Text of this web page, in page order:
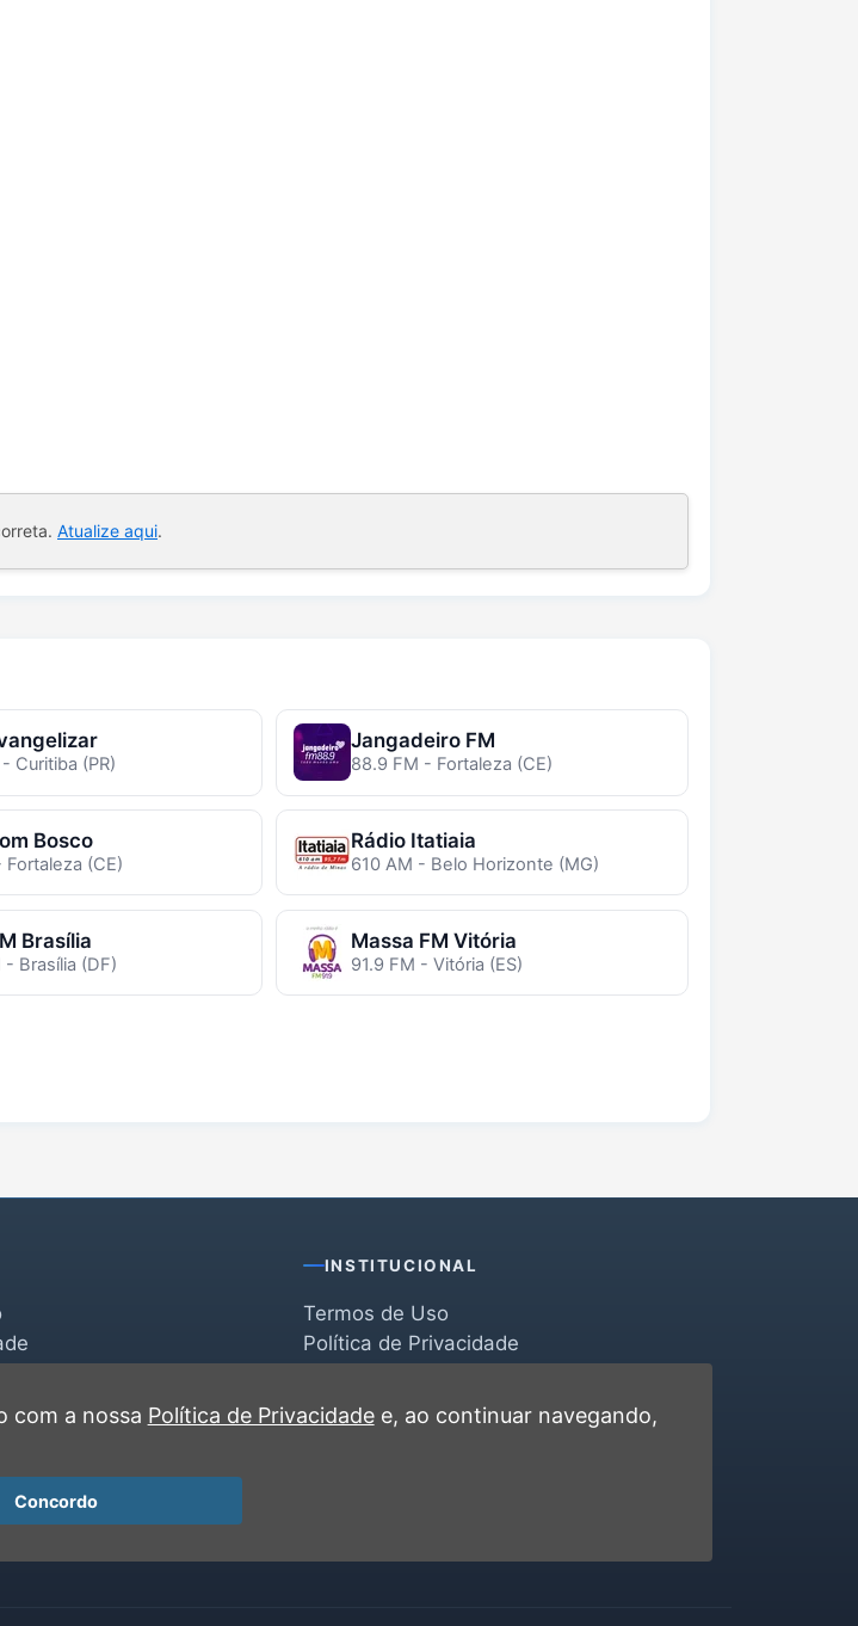
Atualize aqui.
Curitiba (PR)
Jangadeiro FM
88.9 FM - Fortaleza (CE)
Bosco
Fortaleza (CE)
Rádio Itatiaia
610 AM - Belo Horizonte (MG)
Brasília
- Brasília (DF)
Massa FM Vitória
91.9 FM - Vitória (ES)
INSTITUCIONAL
Termos de Uso
Política de Privacidade
Contato
com a nossa Política de Privacidadee, ao continuar navegando,
Concordo